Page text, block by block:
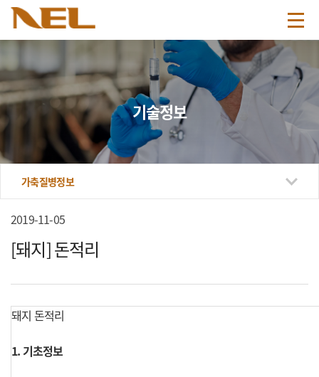
기술정보
가축질병정보
2019-11-05
[돼지] 돈적리
돼지 돈적리
1. 기초정보